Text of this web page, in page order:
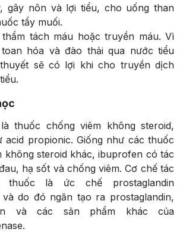
gây nôn và lợi tiểu, cho uống than
tẩy muối.
tách máu hoặc truyền máu. Vì
hóa và đào thải qua nước tiểu
sẽ có lợi khi cho truyền dịch
thuốc chống viêm không steroid,
acid propionic. Giống như các thuốc
không steroid khác, ibuprofen có tác
hạ sốt và chống viêm. Cơ chế tác
thuốc là ức chế prostaglandin
và do đó ngăn tạo ra prostaglandin,
và các sản phẩm khác của